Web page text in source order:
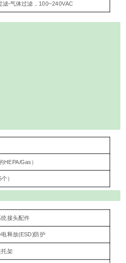
滤-气体过滤，100~240VAC
HEPA/Gas）
）
接头配件
释放(ESD)防护
架